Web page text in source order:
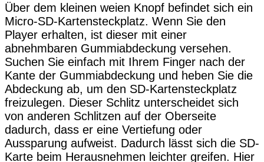
Über dem kleinen weien Knopf befindet sich ein
Micro-SD-Kartensteckplatz. Wenn Sie den
Player erhalten, ist dieser mit einer
abnehmbaren Gummiabdeckung versehen.
Suchen Sie einfach mit Ihrem Finger nach der
Kante der Gummiabdeckung und heben Sie die
Abdeckung ab, um den SD-Kartensteckplatz
freizulegen. Dieser Schlitz unterscheidet sich
von anderen Schlitzen auf der Oberseite
dadurch, dass er eine Vertiefung oder
Aussparung aufweist. Dadurch lässt sich die SD-
Karte beim Herausnehmen leichter greifen. Hier